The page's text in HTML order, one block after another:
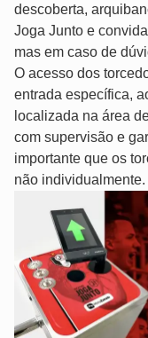
descoberta,
Joga Junto e
mas em caso de
O acesso dos
entrada específica,
localizada na área
com supervisão e
importante que os
não individualmente.